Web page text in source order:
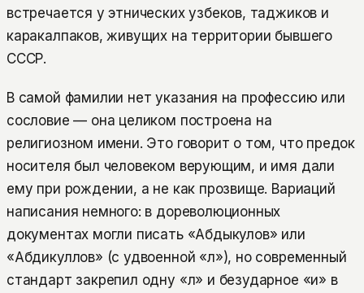
встречается у этнических узбеков, таджиков и
каракалпаков, живущих на территории бывшего
СССР.
В самой фамилии нет указания на профессию или
сословие — она целиком построена на
религиозном имени. Это говорит о том, что предок
носителя был человеком верующим, и имя дали
ему при рождении, а не как прозвище. Вариаций
написания немного: в дореволюционных
документах могли писать «Абдыкулов» или
«Абдикуллов» (с удвоенной «л»), но современный
стандарт закрепил одну «л» и безударное «и» в